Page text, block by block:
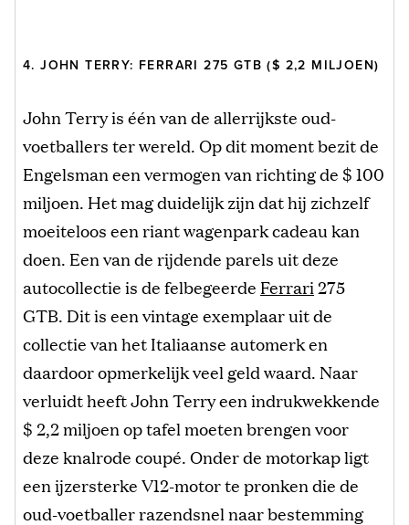
4. JOHN TERRY: FERRARI 275 GTB ($ 2,2 MILJOEN)
John Terry is één van de allerrijkste oud-
voetballers ter wereld. Op dit moment bezit de
Engelsman een vermogen van richting de $ 100
miljoen. Het mag duidelijk zijn dat hij zichzelf
moeiteloos een riant wagenpark cadeau kan
doen. Een van de rijdende parels uit deze
autocollectie is de felbegeerde Ferrari 275
GTB. Dit is een vintage exemplaar uit de
collectie van het Italiaanse automerk en
daardoor opmerkelijk veel geld waard. Naar
verluidt heeft John Terry een indrukwekkende
$ 2,2 miljoen op tafel moeten brengen voor
deze knalrode coupé. Onder de motorkap ligt
een ijzersterke V12-motor te pronken die de
oud-voetballer razendsnel naar bestemming